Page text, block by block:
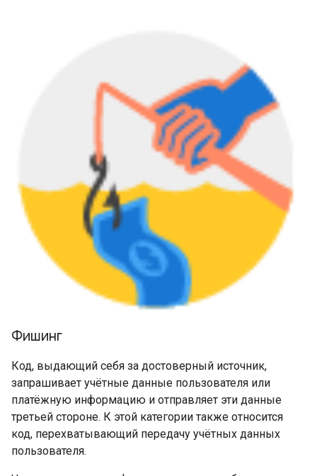
Фишинг
Код, выдающий себя за достоверный источник,
запрашивает учётные данные пользователя или
платёжную информацию и отправляет эти данные
третьей стороне. К этой категории также относится
код, перехватывающий передачу учётных данных
пользователя.